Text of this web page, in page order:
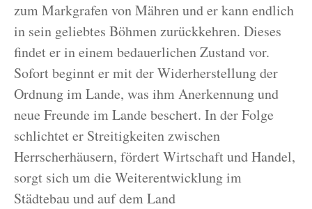
zum Markgrafen von Mähren und er kann endlich
in sein geliebtes Böhmen zurückkehren. Dieses
findet er in einem bedauerlichen Zustand vor.
Sofort beginnt er mit der Widerherstellung der
Ordnung im Lande, was ihm Anerkennung und
neue Freunde im Lande beschert. In der Folge
schlichtet er Streitigkeiten zwischen
Herrscherhäusern, fördert Wirtschaft und Handel,
sorgt sich um die Weiterentwicklung im
Städtebau und auf dem Land